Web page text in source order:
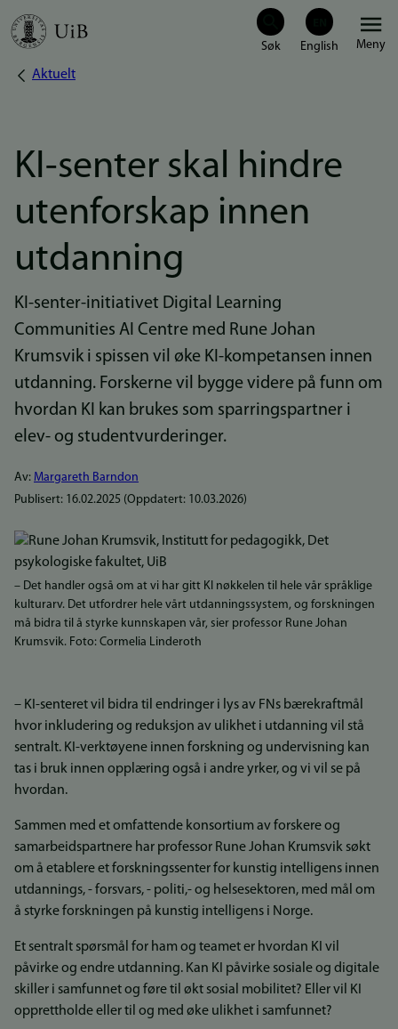
Hopp
Meny
Navigasjonssti
Aktuelt
KI-senter skal hindre
utenforskap innen
utdanning
KI-senter-initiativet Digital Learning
Communities AI Centre med Rune Johan
Krumsvik i spissen vil øke KI-kompetansen innen
utdanning. Forskerne vil bygge videre på funn om
hvordan KI kan brukes som sparringspartner i
elev- og studentvurderinger.
Av: Margareth Barndon
Publisert: 16.02.2025 (Oppdatert: 10.03.2026)
– Det handler også om at vi har gitt KI nøkkelen til hele vår språklige
kulturarv. Det utfordrer hele vårt utdanningssystem, og forskningen
må bidra til å styrke kunnskapen vår, sier professor Rune Johan
Krumsvik. Foto: Cormelia Linderoth
– KI-senteret vil bidra til endringer i lys av FNs bærekraftmål
hvor inkludering og reduksjon av ulikhet i utdanning vil stå
sentralt. KI-verktøyene innen forskning og undervisning kan
tas i bruk innen opplæring også i andre yrker, og vi vil se på
hvordan.
Sammen med et omfattende konsortium av forskere og
samarbeidspartnere har professor Rune Johan Krumsvik søkt
om å etablere et forskningssenter for kunstig intelligens innen
utdannings, - forsvars, - politi,- og helsesektoren, med mål om
å styrke forskningen på kunstig intelligens i Norge.
Et sentralt spørsmål for ham og teamet er hvordan KI vil
påvirke og endre utdanning. Kan KI påvirke sosiale og digitale
skiller i samfunnet og føre til økt sosial mobilitet? Eller vil KI
opprettholde eller til og med øke ulikhet i samfunnet?